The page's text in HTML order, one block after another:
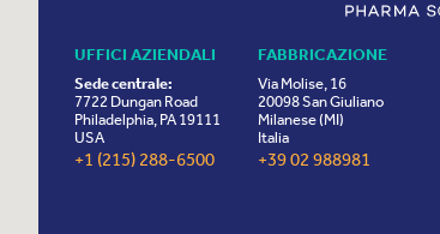
UFFICI AZIENDALI
Sede centrale:
7722 Dungan Road
Philadelphia, PA 19111
USA
+1 (215) 288-6500
FABBRICAZIONE
Via Molise, 16
20098 San Giuliano
Milanese (MI)
Italia
+39 02 988981